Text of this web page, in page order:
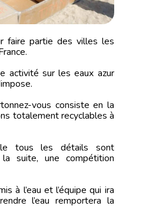
faire partie des villes les
activité sur les eaux azur
vous consiste en la
totalement recyclables à
tous les détails sont
suite, une compétition
à l’eau et l’équipe qui ira
l’eau remportera la